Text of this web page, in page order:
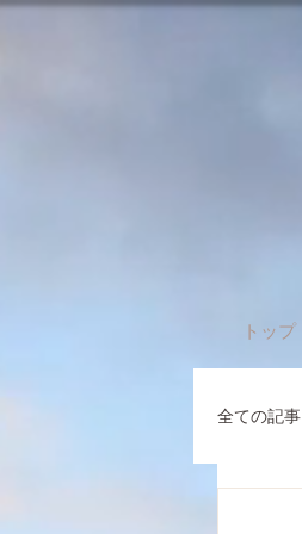
トップ
全ての記事